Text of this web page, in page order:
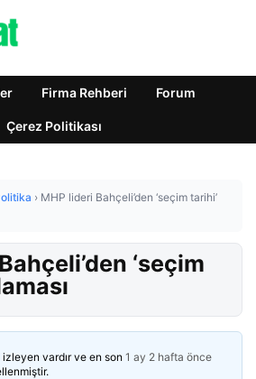
Firma Rehberi Forum
Çerez Politikası
› MHP lideri Bahçeli’den ‘seçim tarihi’
‘seçim
vardır ve en son 1 ay 2 hafta önce